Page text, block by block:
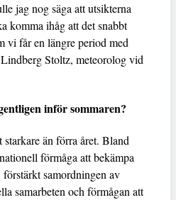
jag nog säga att utsikterna
komma ihåg att det snabbt
vi får en längre period med
Stoltz, meteorolog vid
inför sommaren?
än förra året. Bland
förmåga att bekämpa
samordningen av
samarbeten och förmågan att